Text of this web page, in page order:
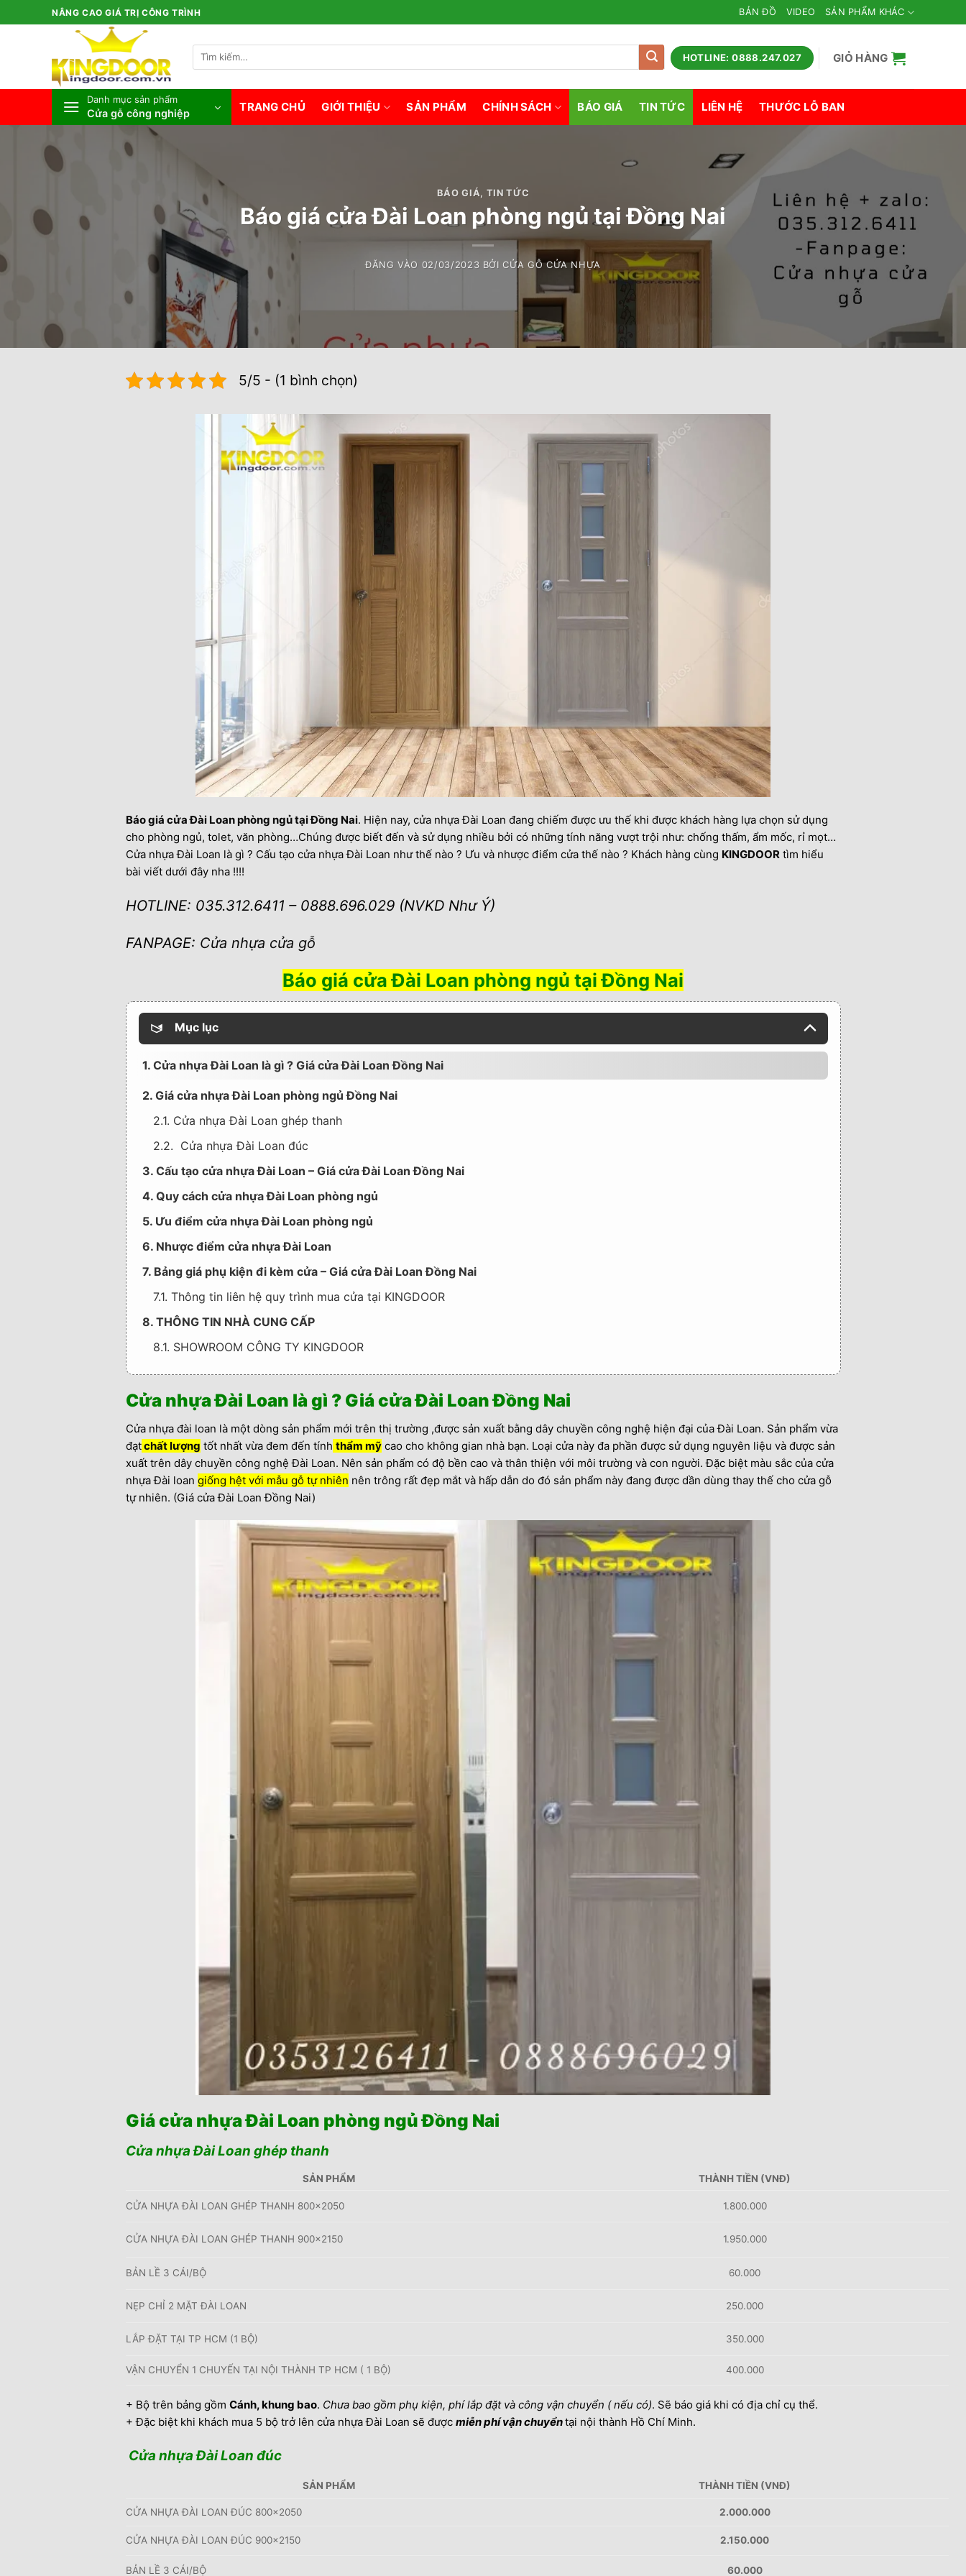
qua
NÂNG CAO GIÁ TRỊ CÔNG TRÌNH BẢN ĐỒ VIDEO SẢN PHẨM KHÁC
Tìm
kiếm:
HOTLINE: 0888.247.027 GIỎ HÀNG
Danh mục sản phẩm
Cửa gỗ công nghiệp TRANG CHỦ GIỚI THIỆU SẢN PHẨM CHÍNH SÁCH BÁO GIÁ TIN TỨC LIÊN HỆ THƯỚC LỖ BAN
BÁO GIÁ, TIN TỨC
Báo giá cửa Đài Loan phòng ngủ tại Đồng Nai
ĐĂNG VÀO 02/03/2023 BỞICỬA GỖ CỬA NHỰA
5/5 - (1 bình chọn)
Báo giá cửa Đài Loan phòng ngủ tại Đồng Nai. Hiện nay, cửa nhựa Đài Loan đang chiếm được ưu thế khi được khách hàng lựa chọn sử dụng
cho phòng ngủ, tolet, văn phòng…Chúng được biết đến và sử dụng nhiều bởi có những tính năng vượt trội như: chống thấm, ẩm mốc, rỉ mọt…
Cửa nhựa Đài Loan là gì ? Cấu tạo cửa nhựa Đài Loan như thế nào ? Ưu và nhược điểm cửa thế nào ? Khách hàng cùng KINGDOORtìm hiểu
bài viết dưới đây nha !!!!
HOTLINE: 035.312.6411 – 0888.696.029 (NVKD Như Ý)
FANPAGE: Cửa nhựa cửa gỗ
Báo giá cửa Đài Loan phòng ngủ tại Đồng Nai
Mục lục
1. Cửa nhựa Đài Loan là gì ? Giá cửa Đài Loan Đồng Nai
2. Giá cửa nhựa Đài Loan phòng ngủ Đồng Nai
2.1. Cửa nhựa Đài Loan ghép thanh
2.2. Cửa nhựa Đài Loan đúc
3. Cấu tạo cửa nhựa Đài Loan – Giá cửa Đài Loan Đồng Nai
4. Quy cách cửa nhựa Đài Loan phòng ngủ
5. Ưu điểm cửa nhựa Đài Loan phòng ngủ
6. Nhược điểm cửa nhựa Đài Loan
7. Bảng giá phụ kiện đi kèm cửa – Giá cửa Đài Loan Đồng Nai
7.1. Thông tin liên hệ quy trình mua cửa tại KINGDOOR
8. THÔNG TIN NHÀ CUNG CẤP
8.1. SHOWROOM CÔNG TY KINGDOOR
Cửa nhựa Đài Loan là gì ? Giá cửa Đài Loan Đồng Nai
Cửa nhựa đài loan là một dòng sản phẩm mới trên thị trường ,được sản xuất bằng dây chuyền công nghệ hiện đại của Đài Loan. Sản phẩm vừa
đạtchất lượng tốt nhất vừa đem đến tính thẩm mỹcao cho không gian nhà bạn. Loại cửa này đa phần được sử dụng nguyên liệu và được sản
xuất trên dây chuyền công nghệ Đài Loan. Nên sản phẩm có độ bền cao và thân thiện với môi trường và con người. Đặc biệt màu sắc của cửa
nhựa Đài loan giống hệt với mẫu gỗ tự nhiên nên trông rất đẹp mắt và hấp dẫn do đó sản phẩm này đang được dần dùng thay thế cho cửa gỗ
tự nhiên. (Giá cửa Đài Loan Đồng Nai)
Giá cửa nhựa Đài Loan phòng ngủ Đồng Nai
Cửa nhựa Đài Loan ghép thanh
SẢN PHẨM THÀNH TIỀN (VNĐ)
CỬA NHỰA ĐÀI LOAN GHÉP THANH 800×2050 1.800.000
CỬA NHỰA ĐÀI LOAN GHÉP THANH 900×2150 1.950.000
BẢN LỀ 3 CÁI/BỘ 60.000
NẸP CHỈ 2 MẶT ĐÀI LOAN 250.000
LẮP ĐẶT TẠI TP HCM (1 BỘ) 350.000
VẬN CHUYỂN 1 CHUYẾN TẠI NỘI THÀNH TP HCM ( 1 BỘ) 400.000
+ Bộ trên bảng gồm Cánh, khung bao. Chưa bao gồm phụ kiện, phí lắp đặt và công vận chuyển ( nếu có). Sẽ báo giá khi có địa chỉ cụ thể.
+ Đặc biệt khi khách mua 5 bộ trở lên cửa nhựa Đài Loan sẽ được miễn phí vận chuyểntại nội thành Hồ Chí Minh.
Cửa nhựa Đài Loan đúc
SẢN PHẨM THÀNH TIỀN (VNĐ)
CỬA NHỰA ĐÀI LOAN ĐÚC 800×2050 2.000.000
CỬA NHỰA ĐÀI LOAN ĐÚC 900×2150 2.150.000
BẢN LỀ 3 CÁI/BỘ 60.000